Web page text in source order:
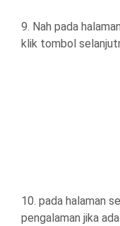
9. Nah pada
klik tombol
10. pada halaman
pengalaman jika